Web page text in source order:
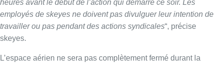
Fortes pertrubations sur le réseau de la Stib
Le réseau de la Stib sera “fortement perturbé”. La circulation
des métros, trams et bus sera difficile, annonce la société de
que d’habitude. Les voyageurs sont invités à suivre la situation